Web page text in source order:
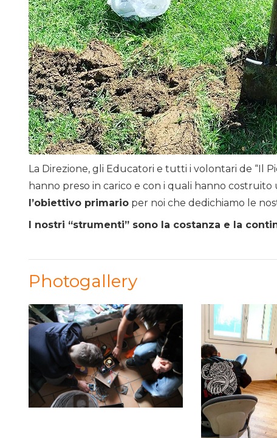
La Direzione, gli Educatori e tutti i volontari de “Il
hanno preso in carico e con i quali hanno
l’obiettivo primario per noi che dedichiamo le
I nostri “strumenti” sono la costanza e la
Photogallery